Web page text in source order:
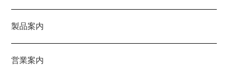
製品案内
営業案内